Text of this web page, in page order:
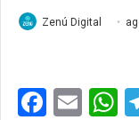
Zenú Digital